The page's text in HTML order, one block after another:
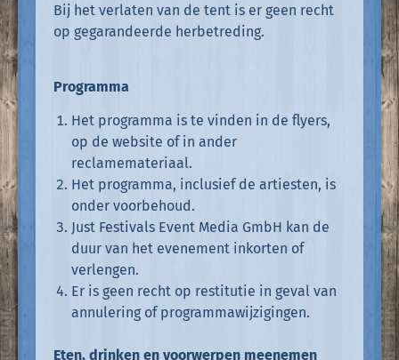
Bij het verlaten van de tent is er geen recht
op gegarandeerde herbetreding.
Programma
Het programma is te vinden in de flyers,
op de website of in ander
reclamemateriaal.
Het programma, inclusief de artiesten, is
onder voorbehoud.
Just Festivals Event Media GmbH kan de
duur van het evenement inkorten of
verlengen.
Er is geen recht op restitutie in geval van
annulering of programmawijzigingen.
Eten, drinken en voorwerpen meenemen